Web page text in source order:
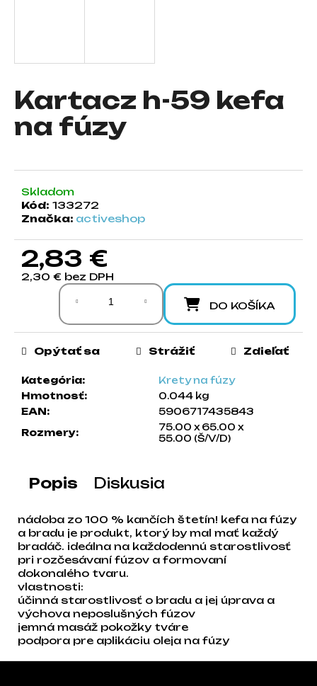
Kartacz h-59 kefa
na fúzy
Skladom
Kód: 133272
Značka: activeshop
2,83 €
2,30 € bez DPH
Jednotková cena:
DO KOŠÍKA
Kategória:
Krety na fúzy
Hmotnosť:
0.044 kg
EAN:
5906717435843
Rozmery:
75.00 x 65.00 x
55.00 (Š/V/D)
Opýtať sa Strážiť Zdieľať
Popis Diskusia
nádoba zo 100 % kančích štetín! kefa na fúzy
a bradu je produkt, ktorý by mal mať každý
bradáč. ideálna na každodennú starostlivosť
pri rozčesávaní fúzov a formovaní
dokonalého tvaru.
vlastnosti:
účinná starostlivosť o bradu a jej úprava a
výchova neposlušných fúzov
jemná masáž pokožky tváre
podpora pre aplikáciu oleja na fúzy
?
O
d
p
o
a
m